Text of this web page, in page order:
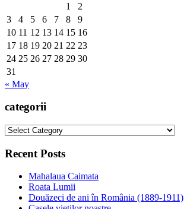
1
2
3
4 5 6 7 8
9
10 11 12 13 14 15 16
17 18 19 20 21 22 23
24 25 26 27 28 29 30
31
« May
categorii
categorii
Recent Posts
Mahalaua Caimata
Roata Lumii
Douăzeci de ani în România (1889-1911)